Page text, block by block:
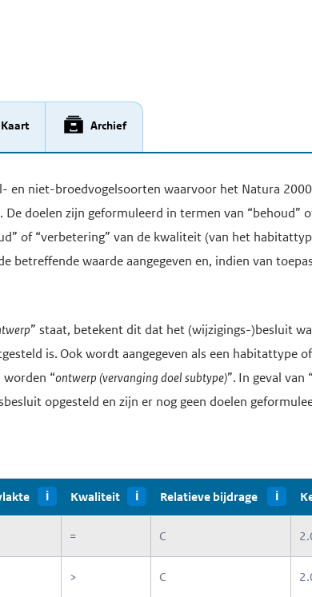
Kaart Archief
en niet-broedvogelsoorten waarvoor het Natura
doelen zijn geformuleerd in termen van “behoud”
of “verbetering” van de kwaliteit (van het
betreffende waarde aangegeven en, indien van
” staat, betekent dit dat het (wijzigings-)besluit
is. Ook wordt aangegeven als een habitattype
“ontwerp (vervanging doel subtype)”. In geval van “
opgesteld en zijn er nog geen doelen
i Kwaliteit i Relatieve bijdrage i
= C
> C